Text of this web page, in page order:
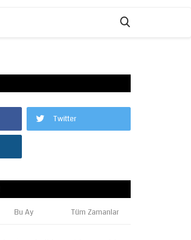
Twitter
Bu Ay Tüm Zamanlar